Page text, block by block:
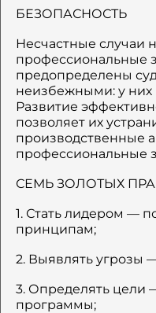
БЕЗОПАСНОСТЬ
Несчастные случаи
профессиональные
предопределены
неизбежными: у них
Развитие
позволяет их
производственные
профессиональные
СЕМЬ ЗОЛОТЫХ
1. Стать лидером —
принципам;
2. Выявлять угрозы
3. Определять цели
программы;